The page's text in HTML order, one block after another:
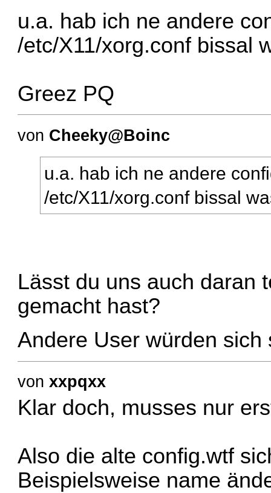
u.a. hab ich ne andere
/etc/X11/xorg.conf bissal
Greez PQ
von Cheeky@Boinc
u.a. hab ich ne andere
/etc/X11/xorg.conf bissal
Lässt du uns auch daran
gemacht hast?
Andere User würden
vonxxpqxx
Klar doch, musses nur
Also die alte config.wtf
Beispielsweise name